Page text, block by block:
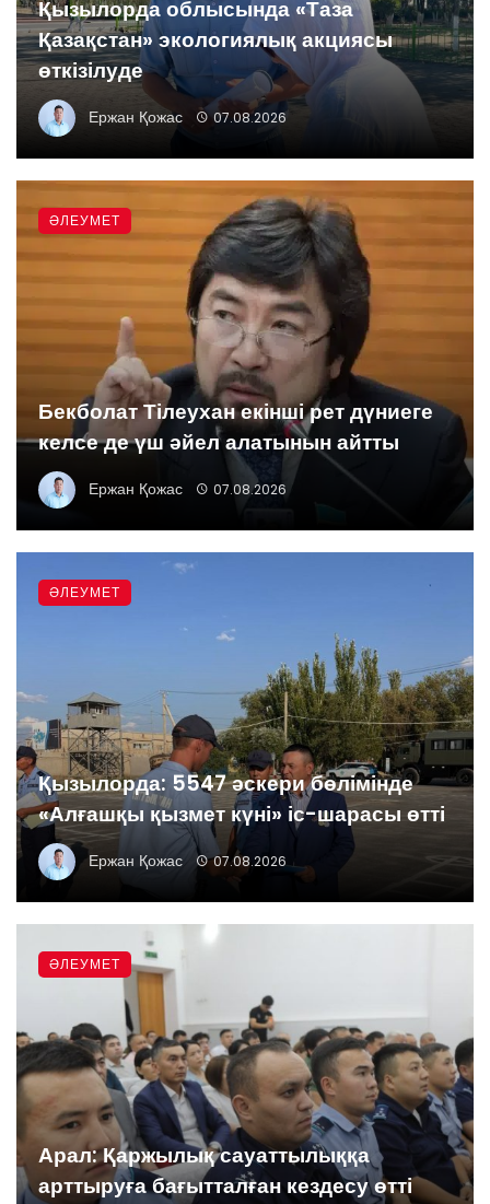
Қызылорда облысында «Таза
Қазақстан» экологиялық акциясы
өткізілуде
Ержан Қожас 07.08.2026
Бекболат Тілеухан екінші рет дүниеге
келсе де үш әйел алатынын айтты
Ержан Қожас 07.08.2026
ӘЛЕУМЕТ
Қызылорда: 5547 әскери бөлімінде
«Алғашқы қызмет күні» іс-шарасы өтті
Ержан Қожас 07.08.2026
ӘЛЕУМЕТ
Арал: Қаржылық сауаттылыққа
арттыруға бағытталған кездесу өтті
ӘЛЕУМЕТ